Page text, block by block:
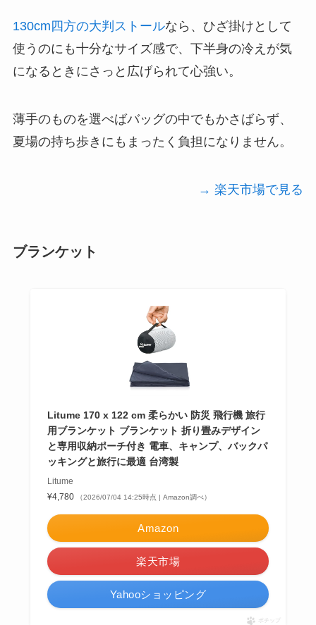
130cm四方の大判ストールなら、ひざ掛けとして
使うのにも十分なサイズ感で、下半身の冷えが気
になるときにさっと広げられて心強い。
薄手のものを選べばバッグの中でもかさばらず、
夏場の持ち歩きにもまったく負担になりません。
→ 楽天市場で見る
ブランケット
Litume 170 x 122 cm 柔らかい 防災 飛行機 旅行
用ブランケット ブランケット 折り畳みデザイン
と専用収納ポーチ付き 電車、キャンプ、バックパ
ッキングと旅行に最適 台湾製
Litume
¥4,780
（2026/07/04 14:25時点 | Amazon調べ）
Amazon
楽天市場
Yahooショッピング
ポチップ